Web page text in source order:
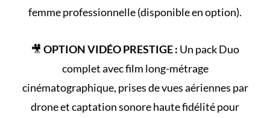
femme professionnelle (disponible en option).
🎥 OPTION VIDÉO PRESTIGE : Un pack Duo
complet avec film long-métrage
cinématographique, prises de vues aériennes par
drone et captation sonore haute fidélité pour